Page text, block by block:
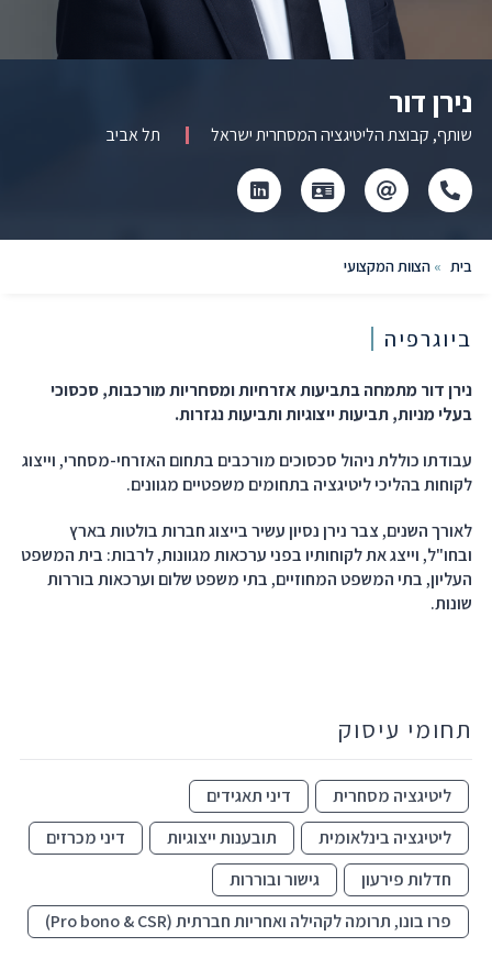
נירן דור
שותף, קבוצת הליטיגציה המסחרית ישראל תל אביב
Click
to
copy
this
phone
the
clipboard
Click
to
copy
this
email
clipboard
לחץ
כדי
להוריד
לחץ
כדי
לעבור
בית » הצוות המקצועי
ביוגרפיה
נירן דור מתמחה בתביעות אזרחיות ומסחריות מורכבות, סכסוכי
בעלי מניות, תביעות ייצוגיות ותביעות נגזרות.
עבודתו כוללת ניהול סכסוכים מורכבים בתחום האזרחי-מסחרי, וייצוג
לקוחות בהליכי ליטיגציה בתחומים משפטיים מגוונים.
לאורך השנים, צבר נירן נסיון עשיר בייצוג חברות בולטות בארץ
ובחו"ל, וייצג את לקוחותיו בפני ערכאות מגוונות, לרבות: בית המשפט
העליון, בתי המשפט המחוזיים, בתי משפט שלום וערכאות בוררות
שונות.
תחומי עיסוק
ליטיגציה מסחרית
דיני תאגידים
ליטיגציה בינלאומית
תובענות ייצוגיות
דיני מכרזים
חדלות פירעון
גישור ובוררות
פרו בונו, תרומה לקהילה ואחריות חברתית (Pro bono & CSR)